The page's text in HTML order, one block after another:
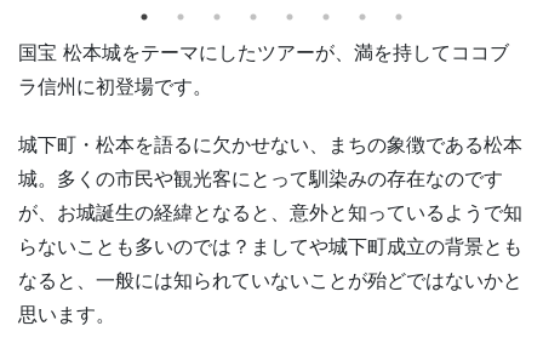
国宝 松本城をテーマにしたツアーが、満を持してココブ
ラ信州に初登場です。
城下町・松本を語るに欠かせない、まちの象徴である松本
城。多くの市民や観光客にとって馴染みの存在なのです
が、お城誕生の経緯となると、意外と知っているようで知
らないことも多いのでは？ましてや城下町成立の背景とも
なると、一般には知られていないことが殆どではないかと
思います。